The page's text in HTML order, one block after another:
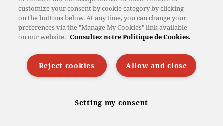
Recrutement
Contact
Mentions légales et sanitaires
Politiques de gestion des données et des cookies
Crédits photo
customize your consent by cookie category by clicking
on the buttons below. At any time, you can change your
preferences via the "Manage My Cookies" link available
on our website. Consultez notre Politique de Cookies.
Allow and close
Reject cookies
Setting my consent